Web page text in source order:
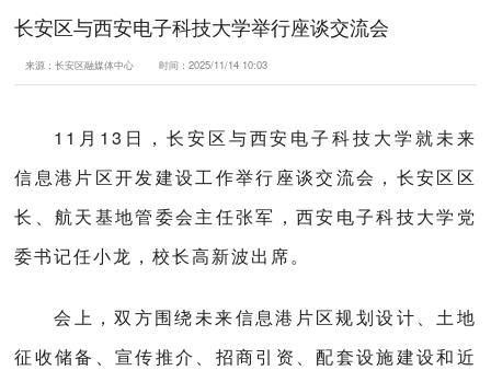
长安区与西安电子科技大学举行座谈交流会
来源：长安区融媒体中心 时间：2025/11/14 10:03
11月13日，长安区与西安电子科技大学就未来
信息港片区开发建设工作举行座谈交流会，长安区区
长、航天基地管委会主任张军，西安电子科技大学党
委书记任小龙，校长高新波出席。
会上，双方围绕未来信息港片区规划设计、土地
征收储备、宣传推介、招商引资、配套设施建设和近